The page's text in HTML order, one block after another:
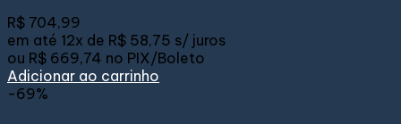
R$ 704,99
em até 12x de R$ 58,75 s/ juros
ou R$ 669,74 no PIX/Boleto
Adicionar ao carrinho
-69%